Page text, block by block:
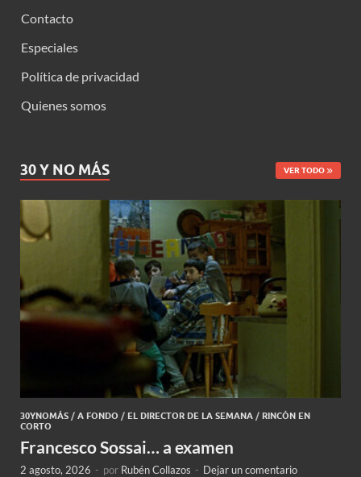
Contacto
Especiales
Política de privacidad
Quienes somos
30 Y NO MÁS VER TODO
30YNOMÁS / A FONDO / EL DIRECTOR DE LA SEMANA / RINCÓN EN
CORTO
Francesco Sossai… a examen
2 agosto, 2026 - por Rubén Collazos - Dejar un comentario